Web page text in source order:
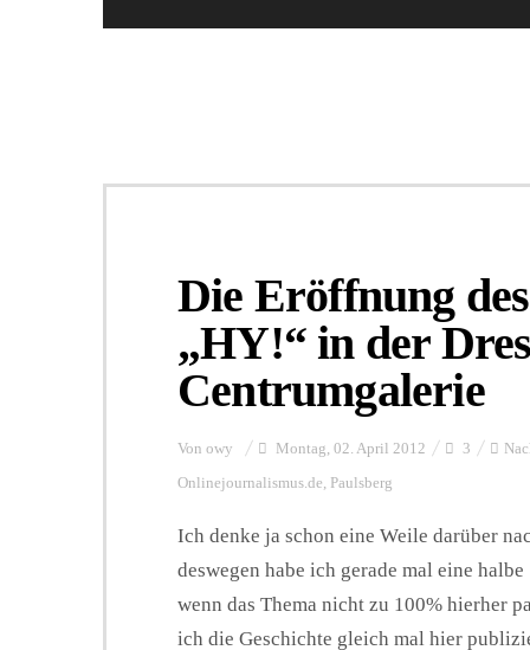
Die Eröffnung
„HY!“ in der
Centrumgalerie
Von owy Montag, 02. April 2012 3
Onlinejournalismus.de, Paulsberg
Ich denke ja schon eine Weile darüber
deswegen habe ich gerade mal eine
wenn das Thema nicht zu 100% hierher
ich die Geschichte gleich mal hier